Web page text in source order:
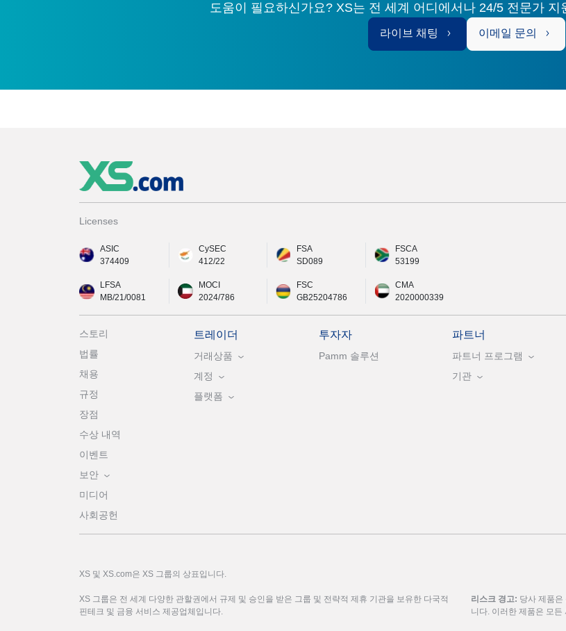
도움이 필요하신가요? XS는 전 세계 어디에서나 24/5 전문가
라이브 채팅 이메일 문의
Licenses
ASIC
374409
CySEC
412/22
FSA
SD089
FSCA
53199
LFSA
MB/21/0081
MOCI
2024/786
FSC
GB25204786
CMA
2020000339
스토리
법률
채용
규정
장점
수상 내역
이벤트
보안
미디어
사회공헌
트레이더
거래상품
계정
플랫폼
투자자
Pamm 솔루션
파트너
파트너 프로그램
기관
XS 및 XS.com은 XS 그룹의 상표입니다.
XS 그룹은 전 세계 다양한 관할권에서 규제 및 승인을 받은 그룹 및 전략적 제휴 기관을 보유한 다국적
핀테크 및 금융 서비스 제공업체입니다.
리스크 경고: 당사 제품은
니다. 이러한 제품은 모